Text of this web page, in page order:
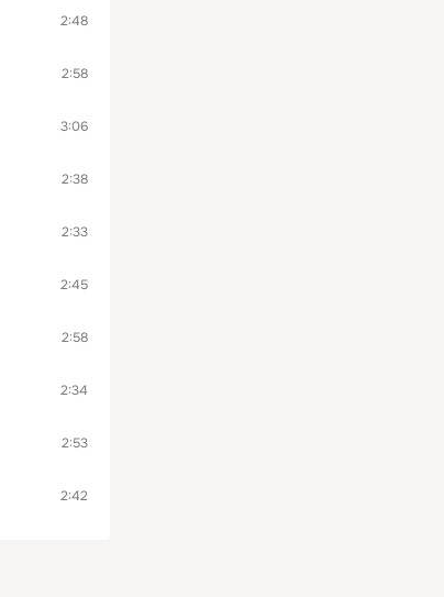
2:48
2:58
3:06
2:38
2:33
2:45
2:58
2:34
2:53
2:42